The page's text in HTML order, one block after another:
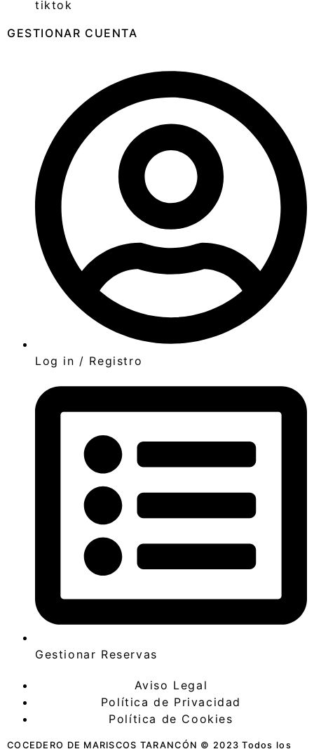
tiktok
GESTIONAR CUENTA
Log in / Registro
Gestionar Reservas
Aviso Legal
Política de Privacidad
Política de Cookies
COCEDERO DE MARISCOS TARANCÓN © 2023 Todos los